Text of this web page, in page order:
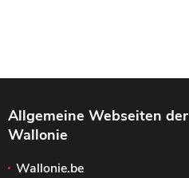
Allgemeine Webseiten der
Wallonie
Wallonie.be